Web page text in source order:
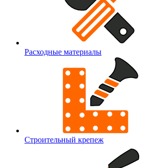
Расходные материалы
Строительный крепеж